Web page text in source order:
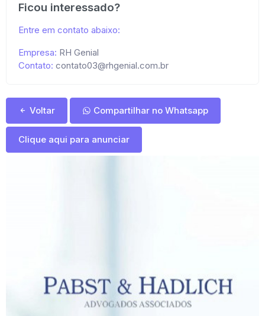
Ficou interessado?
Entre em contato abaixo:
Empresa: RH Genial
Contato: contato03@rhgenial.com.br
Voltar Compartilhar no Whatsapp
Clique aqui para anunciar